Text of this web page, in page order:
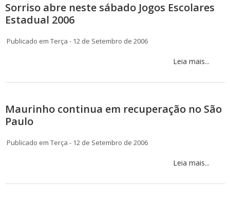
Sorriso abre neste sábado Jogos Escolares
Estadual 2006
Publicado em Terça - 12 de Setembro de 2006
Leia mais...
Maurinho continua em recuperação no São
Paulo
Publicado em Terça - 12 de Setembro de 2006
Leia mais...